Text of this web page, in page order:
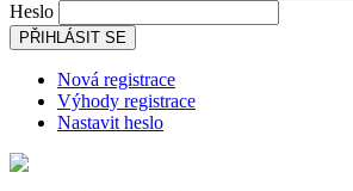
Heslo
PŘIHLÁSIT SE
Nová registrace
Výhody registrace
Nastavit heslo